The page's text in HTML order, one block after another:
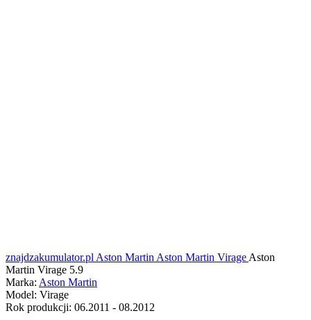
znajdzakumulator.pl Aston Martin Aston Martin Virage Aston
Martin Virage 5.9
Marka: Aston Martin
Model: Virage
Rok produkcji: 06.2011 - 08.2012